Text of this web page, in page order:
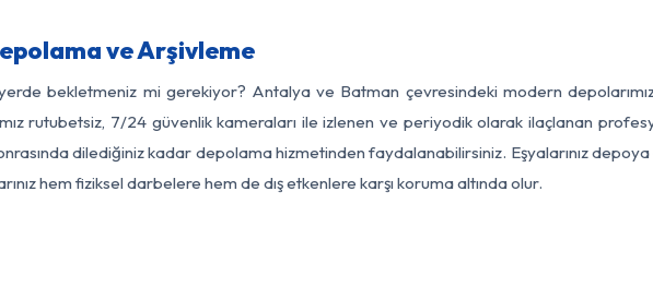
ve Arşivleme
yerde bekletmeniz mi gerekiyor? Antalya ve Batman çevresindeki modern
rutubetsiz, 7/24 güvenlik kameraları ile izlenen ve periyodik olarak ilaçlanan
dilediğiniz kadar depolama hizmetinden faydalanabilirsiniz. Eşyalarınız
hem fiziksel darbelere hem de dış etkenlere karşı koruma altında olur.